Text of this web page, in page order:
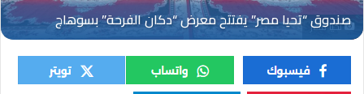
تحيا مصر